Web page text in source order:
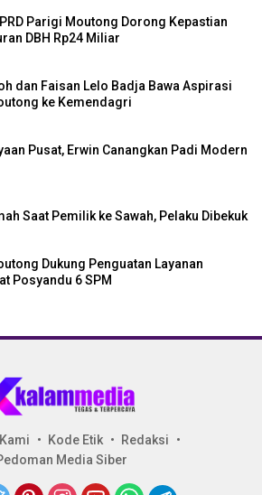
Parigi Moutong Dorong Kepastian
DBH Rp24 Miliar
dan Faisan Lelo Badja Bawa Aspirasi
ke Kemendagri
Pusat, Erwin Canangkan Padi Modern
Saat Pemilik ke Sawah, Pelaku Dibekuk
Dukung Penguatan Layanan
Posyandu 6 SPM
Kode Etik
Redaksi
Media Siber